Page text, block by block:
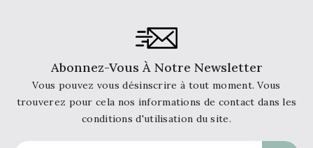
Abonnez-Vous À Notre Newsletter
Vous pouvez vous désinscrire à tout moment. Vous
trouverez pour cela nos informations de contact dans les
conditions d'utilisation du site.